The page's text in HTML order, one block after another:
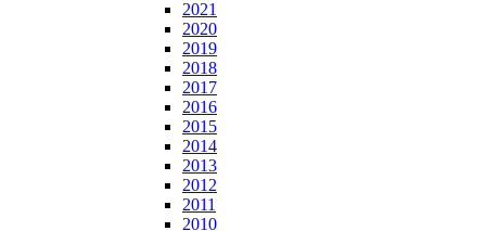
2021
2020
2019
2018
2017
2016
2015
2014
2013
2012
2011
2010